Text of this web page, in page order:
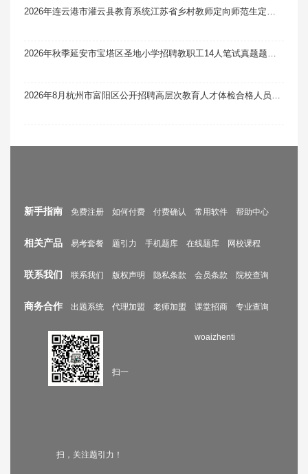
新手指南 免费注册 如何付费 付费确认 常用软件 帮助中心
相关产品 易考套餐 题引力 手机题库 在线题库 网校课程
联系我们 联系我们 版权声明 隐私条款 会员条款 院校查询
商务合作 出题系统 代理加盟 老师加盟 课堂招商 专业查询
扫一
扫，关注题引力！
woaizhenti